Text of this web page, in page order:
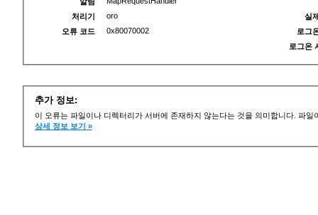
처리기
oro
오류 코드
0x80070002
실
로그
로그온
추가 정보:
이 오류는 파일이나 디렉터리가 서버에 존재하지 않는다는 것을 의미합니다. 파
상세 정보 보기 »